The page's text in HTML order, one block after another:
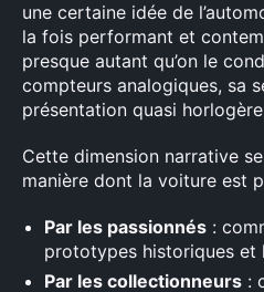
une certaine idée de
la fois performant et
presque autant qu’on le
compteurs analogiques, sa
présentation quasi
Cette dimension narrative
manière dont la voiture est
Par les passionnés :
prototypes historiques et
Par les collectionneurs :